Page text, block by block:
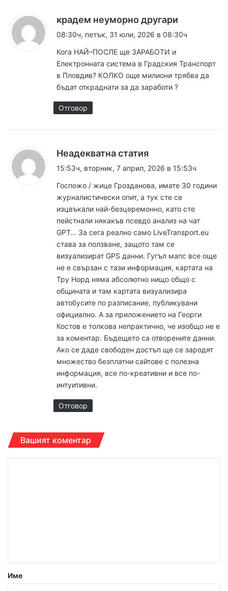
крадем неуморно другари
а
08:30ч, петък, 31 юли, 2026 в 08:30ч
Кога НАЙ–ПОСЛЕ ще ЗАРАБОТИ и
Електронната система в Градския Транспорт
в Пловдив? КОЛКО още милиони трябва да
бъдат откраднати за да заработи ?
Отговор
Неадекватна статия
а
а
:
15:53ч, вторник, 7 април, 2026 в 15:53ч
Госпожо / жице Грозданова, имате 30 години
журналистически опит, а тук сте се
изцвъкали най-безцеремонно, като сте
пейстнали някакъв псевдо анализ на чат
GPT… За сега реално само LiveTransport.eu
става за ползване, защото там се
визуализират GPS данни. Гугъл мапс все още
не е свързан с тази информация, картата на
Тру Норд няма абсолютно нищо общо с
общината и там картата визуализира
автобусите по разписание, публикувани
официално. А за приложението на Георги
Костов е толкова непрактично, че изобщо не е
за коментар. Бъдещето са отворените данни.
Ако се даде свободен достъп ще се зародят
множество безплатни сайтове с полезна
информация, все по-креативни и все по-
интуитивни.
Отговор
Вашият коментар
р
Име